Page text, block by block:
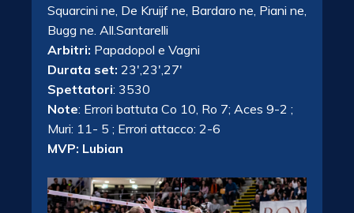
Squarcini ne, De Kruijf ne, Bardaro ne, Piani ne,
Bugg ne. All.Santarelli
Arbitri: Papadopol e Vagni
Durata set: 23′,23′,27′
Spettatori: 3530
Note: Errori battuta Co 10, Ro 7; Aces 9-2 ;
Muri: 11- 5 ; Errori attacco: 2-6
MVP: Lubian